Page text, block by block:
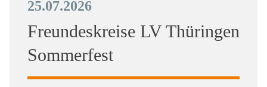
25.07.2026
Freundeskreise LV Thüringen
Sommerfest